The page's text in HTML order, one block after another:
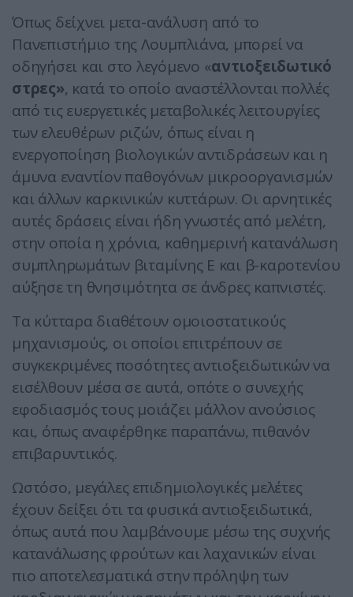
Όπως δείχνει μετα-ανάλυση από το
Πανεπιστήμιο της Λουμπλιάνα, μπορεί να
οδηγήσει και στο λεγόμενο «αντιοξειδωτικό
στρες», κατά το οποίο αναστέλλονται πολλές
από τις ευεργετικές μεταβολικές λειτουργίες
των ελευθέρων ριζών, όπως είναι η
ενεργοποίηση βιολογικών αντιδράσεων και η
άμυνα εναντίον παθογόνων μικροοργανισμών
και άλλων καρκινικών κυττάρων. Οι αρνητικές
αυτές δράσεις είναι ήδη γνωστές από μελέτη,
στην οποία η χρόνια, καθημερινή κατανάλωση
συμπληρωμάτων βιταμίνης Ε και β-καροτενίου
αύξησε τη θνησιμότητα σε άνδρες καπνιστές.
Τα κύτταρα διαθέτουν ομοιοστατικούς
μηχανισμούς, οι οποίοι επιτρέπουν σε
συγκεκριμένες ποσότητες αντιοξειδωτικών να
εισέλθουν μέσα σε αυτά, οπότε ο συνεχής
εφοδιασμός τους μοιάζει μάλλον ανούσιος
και, όπως αναφέρθηκε παραπάνω, πιθανόν
επιβαρυντικός.
Ωστόσο, μεγάλες επιδημιολογικές μελέτες
έχουν δείξει ότι τα φυσικά αντιοξειδωτικά,
όπως αυτά που λαμβάνουμε μέσω της συχνής
κατανάλωσης φρούτων και λαχανικών είναι
πιο αποτελεσματικά στην πρόληψη των